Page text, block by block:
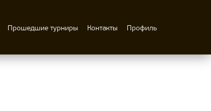
Прошедшие турниры Контакты Профиль